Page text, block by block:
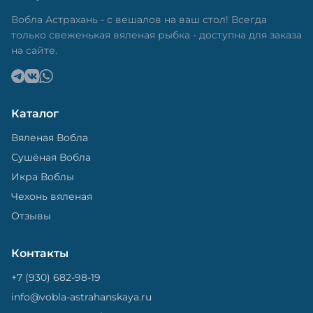
теряла влагу. Вяленая вобла — это не просто
вкусная еда, но и пример того, как можно сочетать
старые рецепты и современные технологии. Её
можно есть с напитками, и это будет очень вкусно.
Вобла Астрахань - с вешалов на ваш стол! Всегда
только свеженькая вяленая рыбка - доступна для заказа
на сайте.
Каталог
Вяленая Вобла
Сушёная Вобла
Икра Воблы
Чехонь вяленая
Отзывы
Контакты
+7 (930) 682-98-19
info@vobla-astrahanskaya.ru